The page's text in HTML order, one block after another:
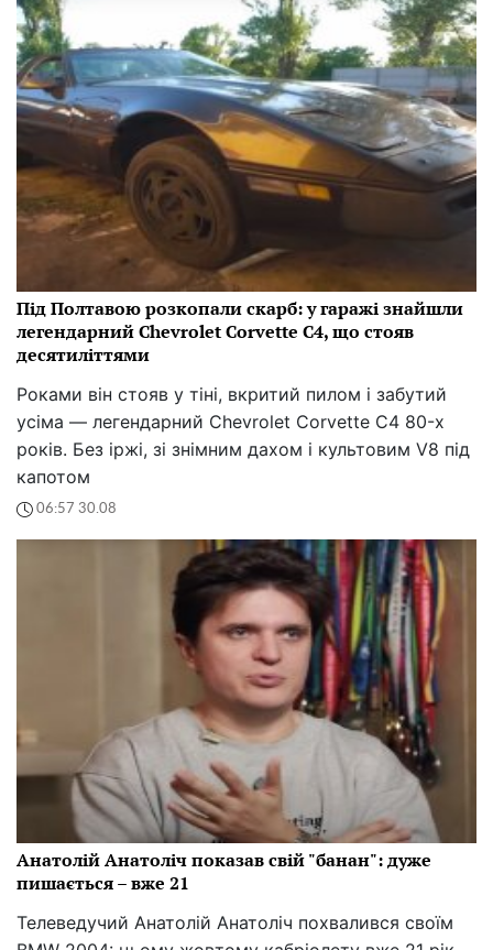
Під Полтавою розкопали скарб: у гаражі знайшли
легендарний Chevrolet Corvette C4, що стояв
десятиліттями
Роками він стояв у тіні, вкритий пилом і забутий
усіма — легендарний Chevrolet Corvette C4 80-х
років. Без іржі, зі знімним дахом і культовим V8 під
капотом
06:57 30.08
Анатолій Анатоліч показав свій "банан": дуже
пишається – вже 21
Телеведучий Анатолій Анатоліч похвалився своїм